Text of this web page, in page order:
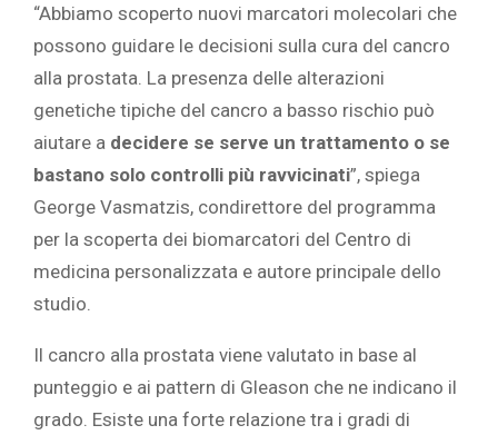
“Abbiamo scoperto nuovi marcatori molecolari che
possono guidare le decisioni sulla cura del cancro
alla prostata. La presenza delle alterazioni
genetiche tipiche del cancro a basso rischio può
aiutare a decidere se serve un trattamento o se
bastano solo controlli più ravvicinati”, spiega
George Vasmatzis, condirettore del programma
per la scoperta dei biomarcatori del Centro di
medicina personalizzata e autore principale dello
studio.
Il cancro alla prostata viene valutato in base al
punteggio e ai pattern di Gleason che ne indicano il
grado. Esiste una forte relazione tra i gradi di